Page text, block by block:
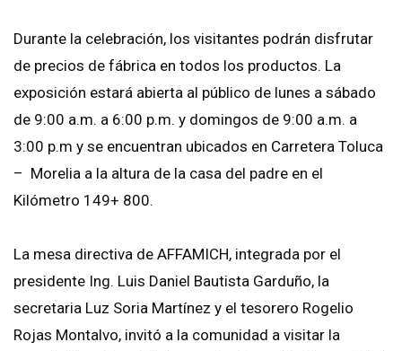
Durante la celebración, los visitantes podrán disfrutar
de precios de fábrica en todos los productos. La
exposición estará abierta al público de lunes a sábado
de 9:00 a.m. a 6:00 p.m. y domingos de 9:00 a.m. a
3:00 p.m y se encuentran ubicados en Carretera Toluca
– Morelia a la altura de la casa del padre en el
Kilómetro 149+ 800.
La mesa directiva de AFFAMICH, integrada por el
presidente Ing. Luis Daniel Bautista Garduño, la
secretaria Luz Soria Martínez y el tesorero Rogelio
Rojas Montalvo, invitó a la comunidad a visitar la